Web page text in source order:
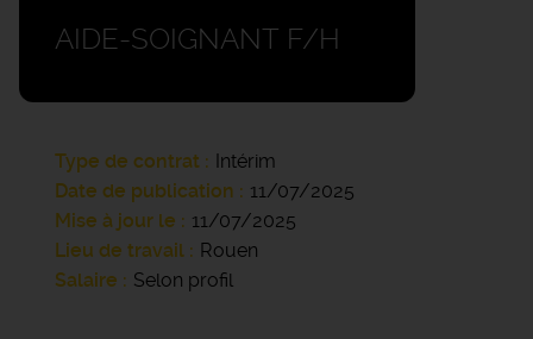
AIDE-SOIGNANT F/H
Type de contrat
Intérim
Date de publication
11/07/2025
Mise à jour le
11/07/2025
Lieu de travail
Rouen
Salaire
Selon profil